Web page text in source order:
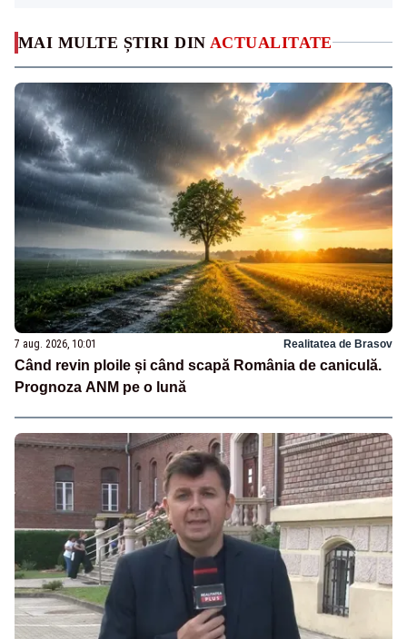
MAI MULTE ȘTIRI DIN ACTUALITATE
7 aug. 2026, 10:01 Realitatea de Brasov
Când revin ploile și când scapă România de caniculă.
Prognoza ANM pe o lună